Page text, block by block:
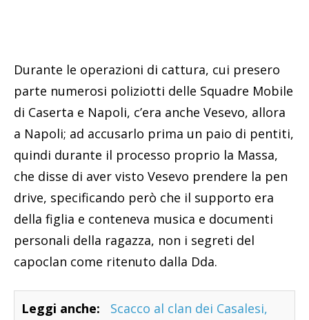
Durante le operazioni di cattura, cui presero
parte numerosi poliziotti delle Squadre Mobile
di Caserta e Napoli, c’era anche Vesevo, allora
a Napoli; ad accusarlo prima un paio di pentiti,
quindi durante il processo proprio la Massa,
che disse di aver visto Vesevo prendere la pen
drive, specificando però che il supporto era
della figlia e conteneva musica e documenti
personali della ragazza, non i segreti del
capoclan come ritenuto dalla Dda.
Leggi anche:
Scacco al clan dei Casalesi,